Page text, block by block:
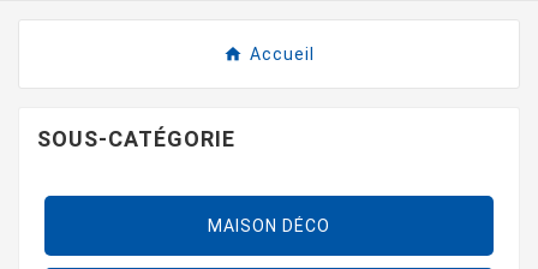
Accueil
SOUS-CATÉGORIE
MAISON DÉCO